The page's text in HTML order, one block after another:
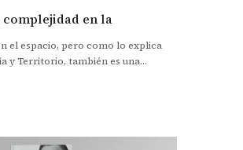
en la
el espacio, pero como lo explica
y Territorio, también es una